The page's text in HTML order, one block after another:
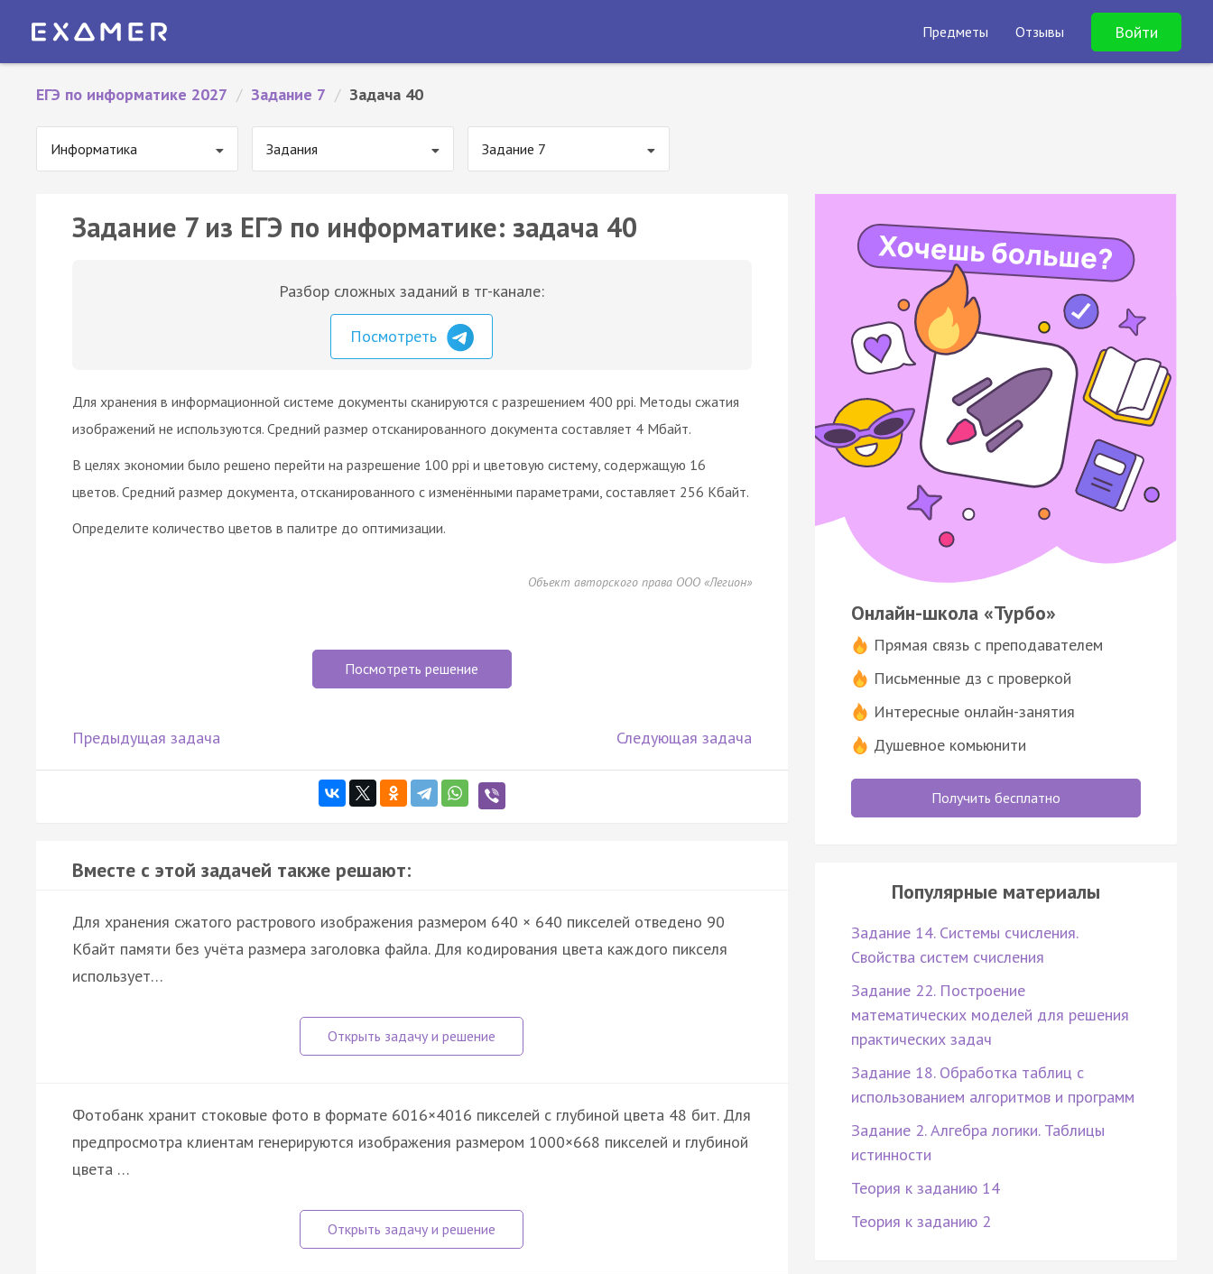
Предметы Отзывы Войти
ЕГЭ по информатике 2027 / Задание 7 / Задача 40
Информатика Задания Задание 7
Задание 7 из ЕГЭ по информатике: задача 40
Разбор сложных заданий в тг-канале:
Посмотреть
Для хранения в информационной системе документы сканируются с разрешением 400 ppi. Методы сжатия
изображений не используются. Средний размер отсканированного документа составляет 4 Мбайт.
В целях экономии было решено перейти на разрешение 100 ppi и цветовую систему, содержащую 16
цветов. Средний размер документа, отсканированного с изменёнными параметрами, составляет 256 Кбайт.
Определите количество цветов в палитре до оптимизации.
Объект авторского права ООО «Легион»
Посмотреть решение
Предыдущая задача Следующая задача
Вместе с этой задачей также решают:
Для хранения сжатого растрового изображения размером 640 × 640 пикселей отведено 90
Кбайт памяти без учёта размера заголовка файла. Для кодирования цвета каждого пикселя
использует…
Фотобанк хранит стоковые фото в формате 6016×4016 пикселей с глубиной цвета 48 бит. Для
предпросмотра клиентам генерируются изображения размером 1000×668 пикселей и глубиной
цвета …
Онлайн-школа «Турбо»
Прямая связь с преподавателем
Письменные дз с проверкой
Интересные онлайн-занятия
Душевное комьюнити
Получить бесплатно
Популярные материалы
Задание 14. Системы счисления.
Свойства систем счисления
Задание 22. Построение
математических моделей для решения
практических задач
Задание 18. Обработка таблиц с
использованием алгоритмов и программ
Задание 2. Алгебра логики. Таблицы
истинности
Теория к заданию 14
Теория к заданию 2